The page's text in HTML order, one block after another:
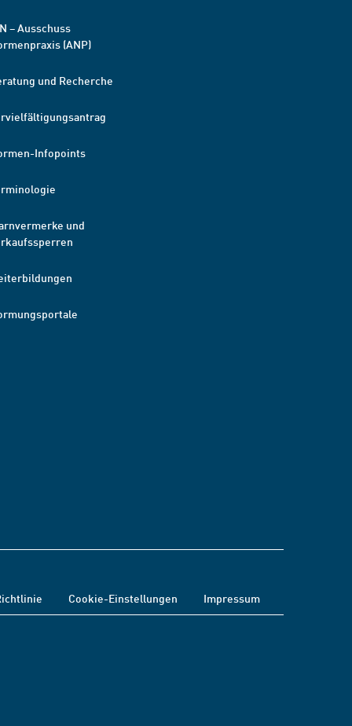
– Ausschuss
(ANP)
und Recherche
Infopoints
und
Cookie-Einstellungen Impressum